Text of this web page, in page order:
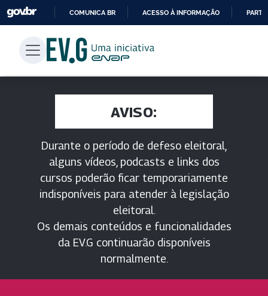
PARA
CONTEÚDO
COMUNICA BR ACESSO À INFORMAÇÃO
AVISO:
Durante o período de defeso eleitoral,
alguns vídeos, podcasts e links dos
cursos poderão ficar temporariamente
indisponíveis para atender à legislação
eleitoral.
Os demais conteúdos e funcionalidades
da EV.G continuarão disponíveis
normalmente.